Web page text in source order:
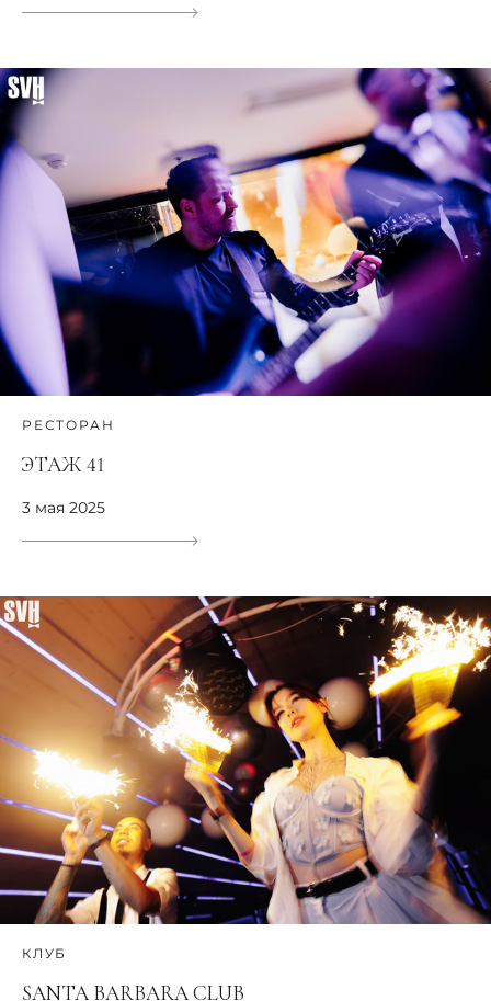
РЕСТОРАН
ЭТАЖ 41
3 мая 2025
КЛУБ
SANTA BARBARA CLUB